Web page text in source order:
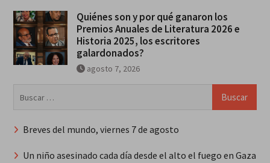
Quiénes son y por qué ganaron los
Premios Anuales de Literatura 2026 e
Historia 2025, los escritores
galardonados?
agosto 7, 2026
Breves del mundo, viernes 7 de agosto
Un niño asesinado cada día desde el alto el fuego en Gaza